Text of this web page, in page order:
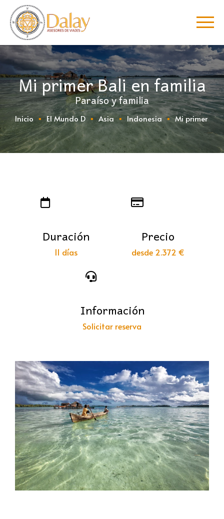
Mi primer Bali en familia
Paraíso y familia
Inicio El Mundo D Asia Indonesia Mi primer
Duración
11 días
Precio
desde 2.372 €
Información
Solicitar reserva